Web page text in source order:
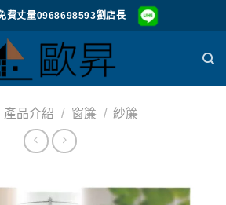
費丈量0968698593劉店長
產品介紹 / 窗簾 / 紗簾